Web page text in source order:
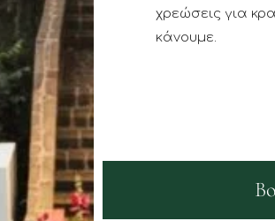
χρεώσεις για
κάνουμε.